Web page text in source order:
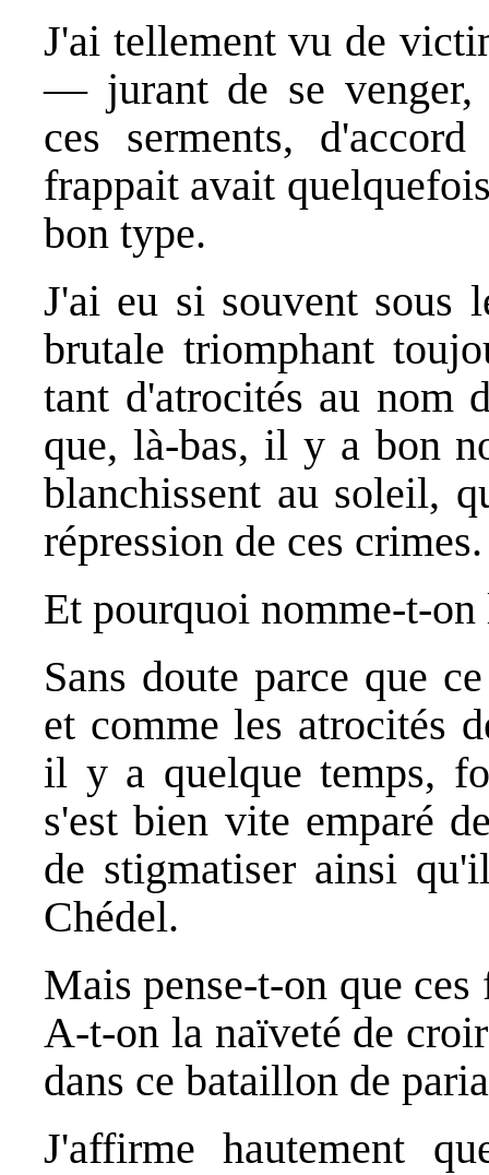
J'ai tellement vu de
— jurant de se venger,
ces serments,
frappait avait
bon type.
J'ai eu si souvent sous
brutale triomphant
tant d'atrocités au nom
que, là-bas, il y a bon
blanchissent au soleil,
répression de ces crimes.
Et pourquoi nomme-t-
Sans doute parce que
et comme les atrocités
il y a quelque temps,
s'est bien vite emparé
de stigmatiser ainsi
Chédel.
Mais pense-t-on que
A-t-on la naïveté de
dans ce bataillon de
J'affirme hautement